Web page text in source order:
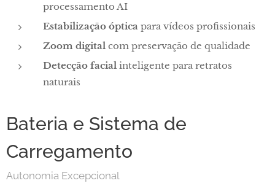
processamento AI
Estabilização óptica para vídeos profissionais
Zoom digital com preservação de qualidade
Detecção facial inteligente para retratos
naturais
Bateria e Sistema de
Carregamento
Autonomia Excepcional